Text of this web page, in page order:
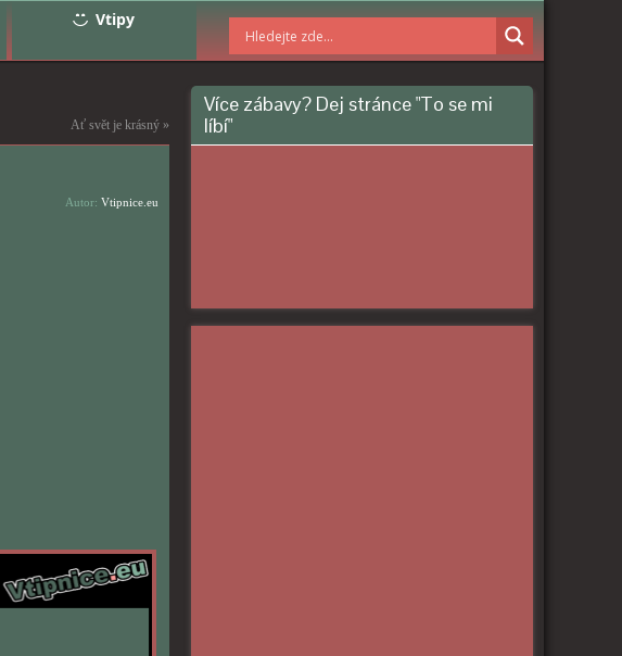
Vtipy
Ať svět je krásný »
Autor: Vtipnice.eu
Více zábavy? Dej stránce "To se mi
líbí"